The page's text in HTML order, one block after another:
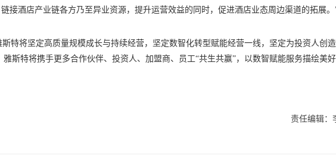
接酒店产业链各方乃至异业资源，提升运营效益的同时，促进酒店业态周边渠道的拓展。
特将坚定高质量规模成长与持续经营，坚定数智化转型赋能经营一线，坚定为投资人创
斯特将携手更多合作伙伴、投资人、加盟商、员工“共生共赢”，以数智赋能服务描绘美
责任编辑：